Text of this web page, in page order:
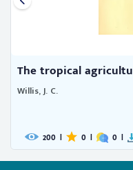
The tropical
Willis, J. C.
200 | 0 | 0 | 0